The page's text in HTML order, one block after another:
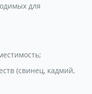
для
(свинец, кадмий,